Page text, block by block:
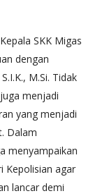
SKK Migas
dengan
M.Si. Tidak
menjadi
yang menjadi
Dalam
menyampaikan
Kepolisian agar
lancar demi